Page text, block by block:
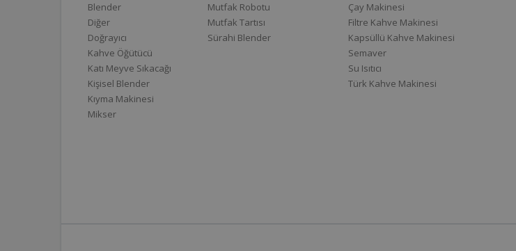
Blender
Diğer
Doğrayıcı
Kahve Öğütücü
Katı Meyve Sıkacağı
Kişisel Blender
Kıyma Makinesi
Mikser
Mutfak Robotu
Mutfak Tartısı
Sürahi Blender
Çay Makinesi
Filtre Kahve Makinesi
Kapsüllü Kahve Makinesi
Semaver
Su Isıtıcı
Türk Kahve Makinesi